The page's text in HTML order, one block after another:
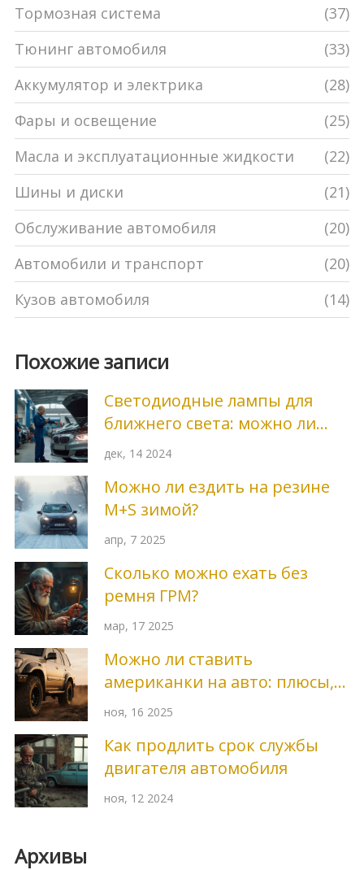
Тормозная система
(37)
Тюнинг автомобиля
(33)
Аккумулятор и электрика
(28)
Фары и освещение
(25)
Масла и эксплуатационные жидкости
(22)
Шины и диски
(21)
Обслуживание автомобиля
(20)
Автомобили и транспорт
(20)
Кузов автомобиля
(14)
Похожие записи
Светодиодные лампы для
ближнего света: можно ли
доверять?
дек, 14 2024
Можно ли ездить на резине
М+S зимой?
апр, 7 2025
Сколько можно ехать без
ремня ГРМ?
мар, 17 2025
Можно ли ставить
американки на авто: плюсы,
минусы и реальные
ноя, 16 2025
Как продлить срок службы
двигателя автомобиля
ноя, 12 2024
Архивы